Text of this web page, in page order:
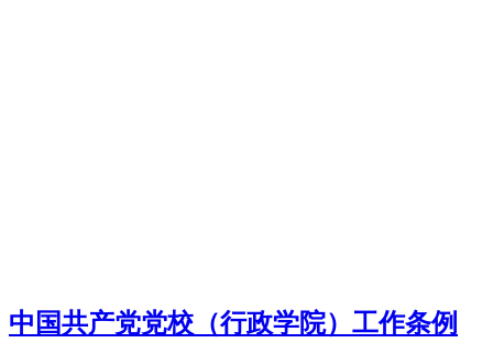
中国共产党党校（行政学院）工作条例